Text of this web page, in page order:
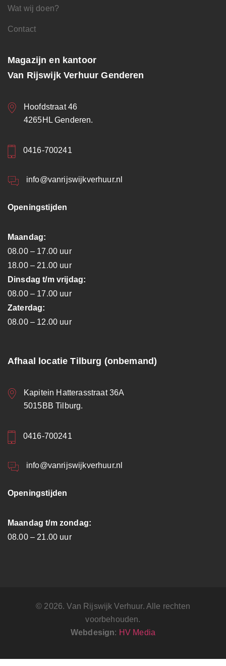
Wat wij doen?
Contact
Magazijn en kantoor
Van Rijswijk Verhuur Genderen
Hoofdstraat 46
4265HL Genderen.
0416-700241
info@vanrijswijkverhuur.nl
Openingstijden
Maandag:
08.00 – 17.00 uur
18.00 – 21.00 uur
Dinsdag t/m vrijdag:
08.00 – 17.00 uur
Zaterdag:
08.00 – 12.00 uur
Afhaal locatie Tilburg (onbemand)
Kapitein Hatterasstraat 36A
5015BB Tilburg.
0416-700241
info@vanrijswijkverhuur.nl
Openingstijden
Maandag t/m zondag:
08.00 – 21.00 uur
© 2026. Van Rijswijk Verhuur. Alle rechten
voorbehouden.
Webdesign: HV Media